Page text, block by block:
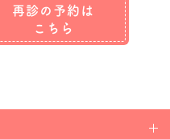
再診の予約は
こちら